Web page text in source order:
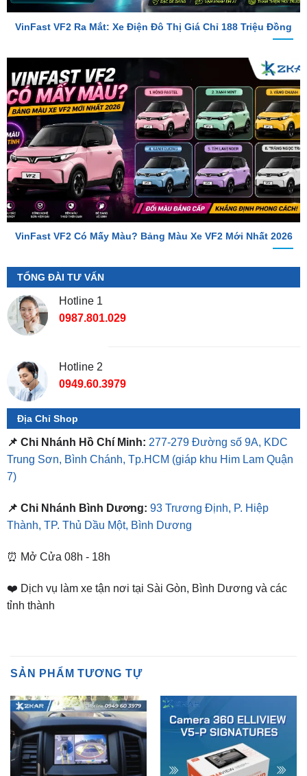
VinFast VF2 Có Mấy Màu? Bảng Màu Xe VF2 Mới Nhất 2026
TỔNG ĐÀI TƯ VẤN
Hotline 1
0987.801.029
Địa Chỉ Shop
📌 Chi Nhánh Hồ Chí Minh: 277-279 Đường số 9A, KDC
Trung Sơn, Bình Chánh, Tp.HCM
7)
📌 Chi Nhánh Bình Dương:
⏰ Mở Cửa 08h - 18h
❤️ Dịch vụ làm xe tận nơi tại Sài Gòn, Bình Dương và các